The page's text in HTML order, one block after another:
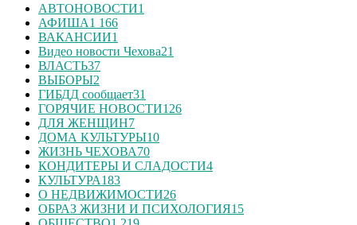
АВТОНОВОСТИ1
АФИША1 166
ВАКАНСИИ1
Видео новости Чехова21
ВЛАСТЬ37
ВЫБОРЫ2
ГИБДД сообщает31
ГОРЯЧИЕ НОВОСТИ126
ДЛЯ ЖЕНЩИН7
ДОМА КУЛЬТУРЫ10
ЖИЗНЬ ЧЕХОВА70
КОНДИТЕРЫ И СЛАДОСТИ4
КУЛЬТУРА183
О НЕДВИЖИМОСТИ26
ОБРАЗ ЖИЗНИ И ПСИХОЛОГИЯ15